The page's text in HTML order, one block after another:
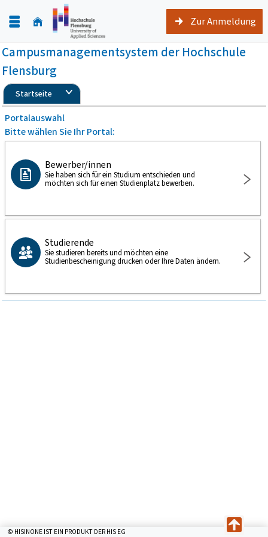
Zur Anmeldung
Campusmanagementsystem der Hochschule
Flensburg
Startseite
Portalauswahl
Bitte wählen Sie Ihr Portal:
Bewerber/innen
Sie haben sich für ein Studium entschieden und
möchten sich für einen Studienplatz bewerben.
Studierende
Sie studieren bereits und möchten eine
Studienbescheinigung drucken oder Ihre Daten ändern.
© HISINONE IST EIN PRODUKT DER HIS EG